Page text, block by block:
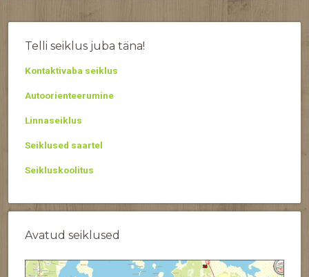
Telli seiklus juba täna!
Kontaktivaba seiklus
Autoorienteerumine
Linnaseiklus
Seiklused saartel
Seikluskoolitus
Avatud seiklused